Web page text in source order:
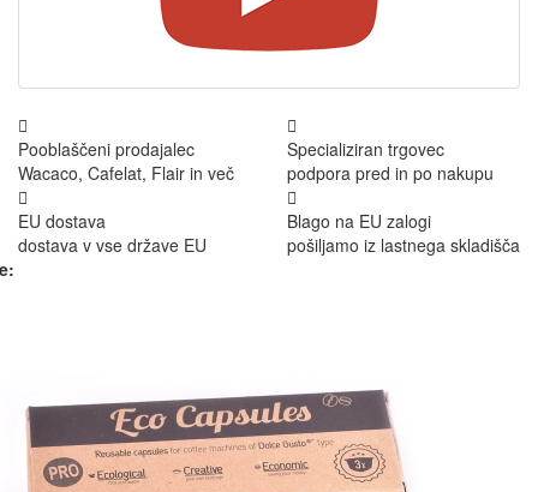
Pooblaščeni prodajalec
Wacaco, Cafelat, Flair in več
Specializiran trgovec
podpora pred in po nakupu
EU dostava
dostava v vse države EU
Blago na EU zalogi
pošiljamo iz lastnega skladišča